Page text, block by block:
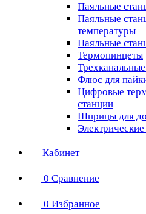
Паяльные
Паяльные
температуры
Паяльные
Термопинцеты
Флюс для
Цифровые
станции
Шприцы для
Кабинет
0 Сравнение
0 Избранное